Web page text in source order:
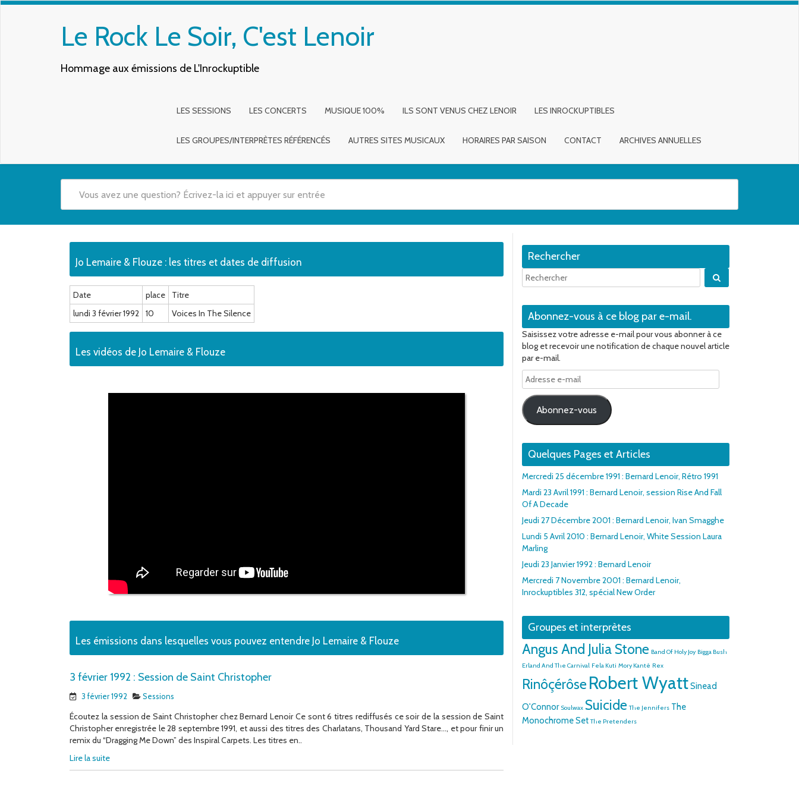
Le Rock Le Soir, C'est Lenoir
Hommage aux émissions de L'Inrockuptible
LES SESSIONS LES CONCERTS MUSIQUE 100% ILS SONT VENUS CHEZ LENOIR LES INROCKUPTIBLES
LES GROUPES/INTERPRÈTES RÉFÉRENCÉS AUTRES SITES MUSICAUX HORAIRES PAR SAISON CONTACT ARCHIVES ANNUELLES
Jo Lemaire & Flouze : les titres et dates de diffusion
Date place
Titre
lundi 3 février 1992
10 Voices In The Silence
Les vidéos de Jo Lemaire & Flouze
Les émissions dans lesquelles vous pouvez entendre Jo Lemaire & Flouze
3 février 1992 : Session de Saint Christopher
3 février 1992 Sessions
Écoutez la session de Saint Christopher chez Bernard Lenoir Ce sont 6 titres rediffusés ce soir de la session de Saint
Christopher enregistrée le 28 septembre 1991, et aussi des titres des Charlatans, Thousand Yard Stare…, et pour finir un
remix du “Dragging Me Down” des Inspiral Carpets. Les titres en..
Lire la suite
Rechercher
Abonnez-vous à ce blog par e-mail.
Saisissez votre adresse e-mail pour vous abonner à ce
blog et recevoir une notification de chaque nouvel article
par e-mail.
Adresse
e-
mail
Abonnez-vous
Quelques Pages et Articles
Mercredi 25 décembre 1991 : Bernard Lenoir, Rétro 1991
Mardi 23 Avril 1991 : Bernard Lenoir, session Rise And Fall
Of A Decade
Jeudi 27 Décembre 2001 : Bernard Lenoir, Ivan Smagghe
Lundi 5 Avril 2010 : Bernard Lenoir, White Session Laura
Marling
Jeudi 23 Janvier 1992 : Bernard Lenoir
Mercredi 7 Novembre 2001 : Bernard Lenoir,
Inrockuptibles 312, spécial New Order
Groupes et interprètes
Angus And Julia Stone Band Of Holy Joy Bigga Bush
Erland And The Carnival Fela Kuti Mory Kanté Rex
RinôçérôseRobert WyattSinead
O'Connor Soulwax Suicide The Jennifers The
Monochrome Set The Pretenders